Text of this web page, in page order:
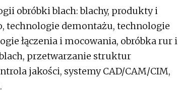
obróbki blach: blachy, produkty i
technologie demontażu, technologie
łączenia i mocowania, obróbka rur i
przetwarzanie struktur
jakości, systemy CAD/CAM/CIM,